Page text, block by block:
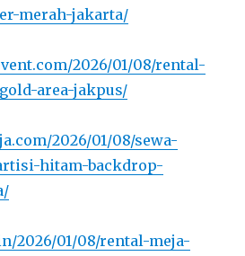
merah-jakarta/
2026/01/08/rental-
area-jakpus/
2026/01/08/sewa-
hitam-backdrop-
2026/01/08/rental-meja-